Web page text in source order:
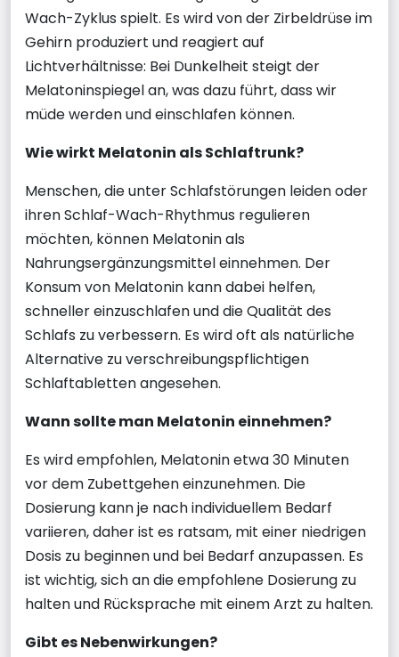
Wach-Zyklus spielt. Es wird von der Zirbeldrüse im
Gehirn produziert und reagiert auf
Lichtverhältnisse: Bei Dunkelheit steigt der
Melatoninspiegel an, was dazu führt, dass wir
müde werden und einschlafen können.
Wie wirkt Melatonin als Schlaftrunk?
Menschen, die unter Schlafstörungen leiden oder
ihren Schlaf-Wach-Rhythmus regulieren
möchten, können Melatonin als
Nahrungsergänzungsmittel einnehmen. Der
Konsum von Melatonin kann dabei helfen,
schneller einzuschlafen und die Qualität des
Schlafs zu verbessern. Es wird oft als natürliche
Alternative zu verschreibungspflichtigen
Schlaftabletten angesehen.
Wann sollte man Melatonin einnehmen?
Es wird empfohlen, Melatonin etwa 30 Minuten
vor dem Zubettgehen einzunehmen. Die
Dosierung kann je nach individuellem Bedarf
variieren, daher ist es ratsam, mit einer niedrigen
Dosis zu beginnen und bei Bedarf anzupassen. Es
ist wichtig, sich an die empfohlene Dosierung zu
halten und Rücksprache mit einem Arzt zu halten.
Gibt es Nebenwirkungen?